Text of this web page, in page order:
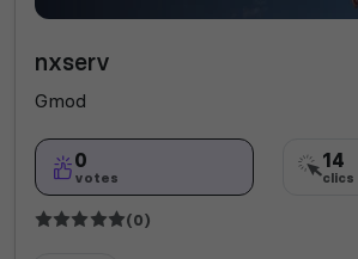
nxserv
Gmod
0
votes
14
clics
(0)